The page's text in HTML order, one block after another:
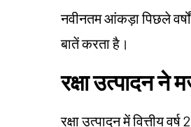
नवीनतम आंकड़ा पिछले
बातें करता है।
रक्षा उत्पादन ने
रक्षा उत्पादन में वित्तीय